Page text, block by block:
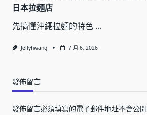
日本拉麵店
先搞懂沖繩拉麵的特色 ...
Jellyhwang 7 月 6, 2026
發佈留言
發佈留言必須填寫的電子郵件地址不會公開